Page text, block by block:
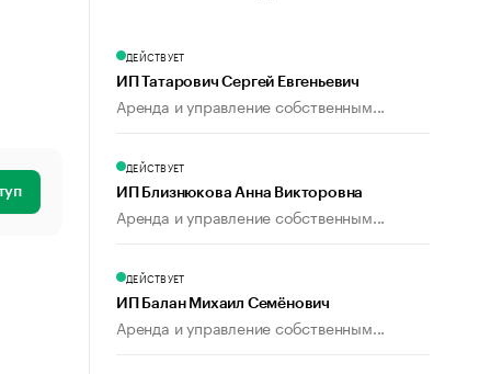
ДЕЙСТВУЕТ
ИП Татарович Сергей Евгеньевич
Аренда и управление собственным...
ДЕЙСТВУЕТ
ИП Близнюкова Анна Викторовна
Аренда и управление собственным...
ДЕЙСТВУЕТ
ИП Балан Михаил Семёнович
Аренда и управление собственным...